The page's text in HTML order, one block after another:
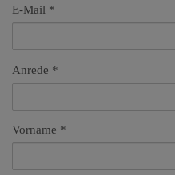
E-Mail
Anrede
Vorname